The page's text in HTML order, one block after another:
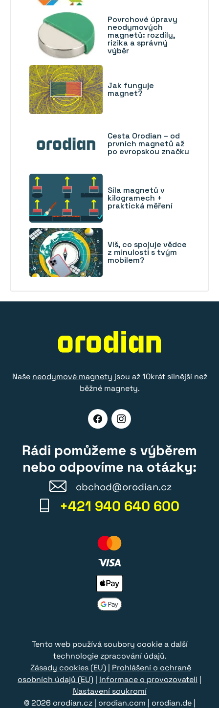
Povrchové úpravy
neodymových
magnetů: rozdíly,
rizika a správný
výběr
Jak funguje
magnet?
Cesta Orodian – od
prvních magnetů až
po evropskou značku
Síla magnetů v
kilogramech +
praktická měření
Víš, co spojuje vědce
z minulosti s tvým
mobilem?
Naše neodymové magnety jsou až 10krát silnější než
běžné magnety.
Rádi pomůžeme s výběrem
nebo odpovíme na otázky:
obchod@orodian.cz
+421 940 640 600
Tento web používá soubory cookie a další
technologie zpracování údajů.
Zásady cookies (EU)
Prohlášení o ochraně
osobních údajů (EU)
Informace o provozovateli
Nastavení soukromí
© 2026 orodian.cz| orodian.com orodian.de|